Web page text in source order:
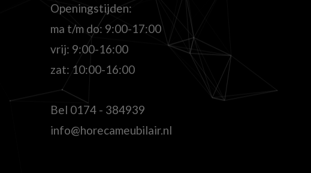
Openingstijden:
ma t/m do: 9:00-17:00
vrij: 9:00-16:00
zat: 10:00-16:00
Bel 0174 - 384939
info@horecameubilair.nl